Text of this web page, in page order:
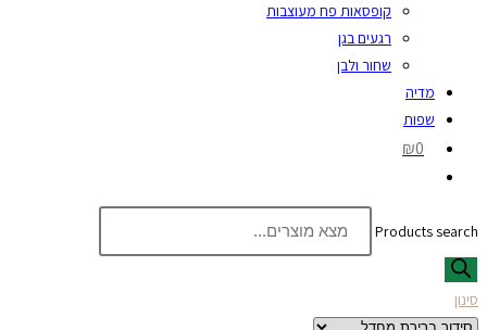
קופסאות פח מעוצבות
רגעים בגן
שחור ולבן
מדיה
שפות
₪0
Products search
סינון